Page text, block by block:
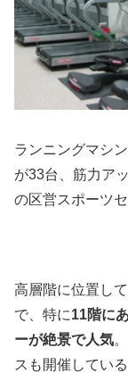
ランニングマシ
が33台、筋力ア
の区営スポーツセ
高層階に位置し
で、特に11階に
ーが絶景で人気
スも開催してい